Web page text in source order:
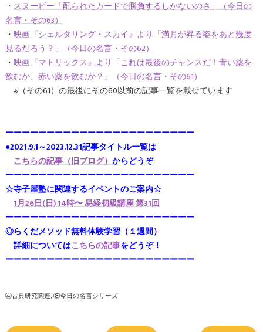
・ スヌーピー「配られたカードで勝負するしかないのさ」（今日の
名言・その63）
・ 映画『シェルタリング・スカイ』より「満月が昇る姿をあと幾度
見るだろう？」（今日の名言・その62）
・ 映画『マトリックス』より「これは最後のチャンスだ！青い薬を
飲むか、赤い薬を飲むか？」（今日の名言・その61）
※（その61）の最後にその60以前の記事一覧を載せています
ーーーーーーーーーーーーーーーーーーーーーーー
●2021.9.1～2023.12.31記事タイトル一覧は
こちらの記事（旧ブログ）からどうぞ
ーーーーーーーーーーーーーーーーーーーーーーー
☆寺子屋塾に関連するイベントのご案内☆
1月26日(日) 14時〜 易経初級講座 第31回
ーーーーーーーーーーーーーーーーーーーーーーー
◎らくだメソッド無料体験学習（１週間）
詳細についてはこちらの記事をどうぞ！
ーーーーーーーーーーーーーーーーーーーーーーー
④古典研究関連 ⑧今日の名言シリーズ